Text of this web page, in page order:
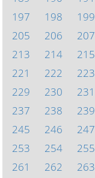
197
198 199
205
206 207
213
214 215
221
222 223
229
230 231
237
238 239
245
246 247
253
254 255
261
262 263